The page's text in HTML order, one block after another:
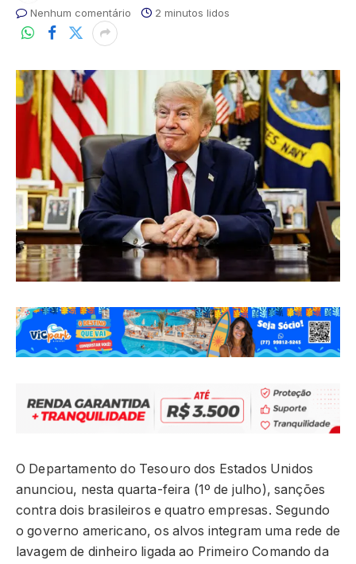
Nenhum comentário
2 minutos lidos
O Departamento do Tesouro dos Estados Unidos
anunciou, nesta quarta-feira (1º de julho), sanções
contra dois brasileiros e quatro empresas. Segundo
o governo americano, os alvos integram uma rede de
lavagem de dinheiro ligada ao Primeiro Comando da